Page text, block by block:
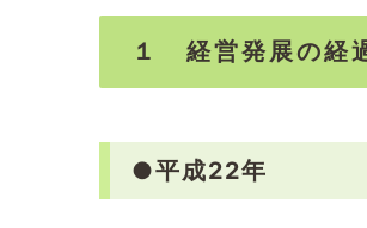
１ 経営発展の経
●平成22年